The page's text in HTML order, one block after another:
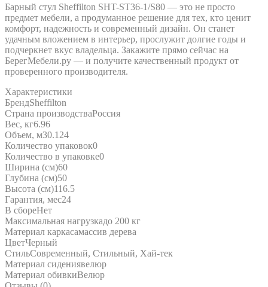
Барный стул Sheffilton SHT-ST36-1/S80 — это не просто
предмет мебели, а продуманное решение для тех, кто ценит
комфорт, надежность и современный дизайн. Он станет
удачным вложением в интерьер, прослужит долгие годы и
подчеркнет вкус владельца. Закажите прямо сейчас на
БерегМебели.ру — и получите качественный продукт от
проверенного производителя.
Характеристики
БрендSheffilton
Страна производстваРоссия
Вес, кг6.96
Объем, м30.124
Количество упаковок0
Количество в упаковке0
Ширина (см)60
Глубина (см)50
Высота (см)116.5
Гарантия, мес24
В сбореНет
Максимальная нагрузкадо 200 кг
Материал каркасамассив дерева
ЦветЧерный
СтильСовременный, Стильный, Хай-тек
Материал сидениявелюр
Материал обивкиВелюр